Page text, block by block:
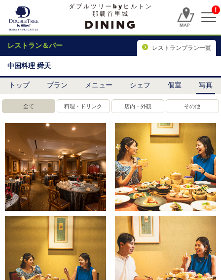
ダブルツリーbyヒルトン
那覇首里城
DINING
!
レストラン＆バー レストランプラン一覧
中国料理 舜天
トップ プラン メニュー シェフ 個室 写真
全て 料理・ドリンク 店内・外観 その他